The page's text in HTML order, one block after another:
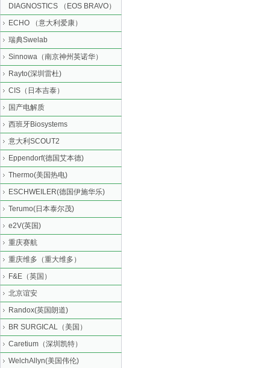
DIAGNOSTICS （EOS BRAVO）
ECHO （意大利爱康）
瑞典Swelab
Sinnowa（南京神州英诺华）
Rayto(深圳雷杜)
CIS（日本吉泰）
国产电解质
西班牙Biosystems
意大利SCOUT2
Eppendorf(德国艾本德)
Thermo(美国热电)
ESCHWEILER(德国伊施华乐)
Terumo(日本泰尔茂)
e2V(英国)
重庆赛航
重庆维多（重大维多）
F&E（英国）
北京谊安
Randox(英国朗道)
BR SURGICAL（美国）
Caretium（深圳凯特）
WelchAllyn(美国伟伦)